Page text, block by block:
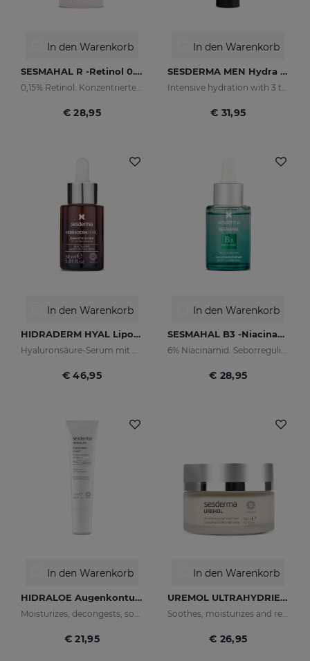
In den Warenkorb
SESMAHAL R -Retinol 0.15%
€ 28,95
In den Warenkorb
SESDERMA MEN Hydra Boost Lotion
€ 31,95
In den Warenkorb
HIDRADERM HYAL Liposomales Serum
Hyaluronsäure-Serum mit dreifacher Wirkung für eine 3-mal höhere Hydratation
€ 46,95
In den Warenkorb
SESMAHAL B3 -Niacinamide 6%
6% Niacinamid. Seborregulierendes konzentriertes Serum
€ 28,95
In den Warenkorb
HIDRALOE Augenkonturencreme
€ 21,95
In den Warenkorb
UREMOL ULTRAHYDRIERENDE GESICHTSCREME 50 ML
Soothes, moisturizes and repairs dry skins
€ 26,95